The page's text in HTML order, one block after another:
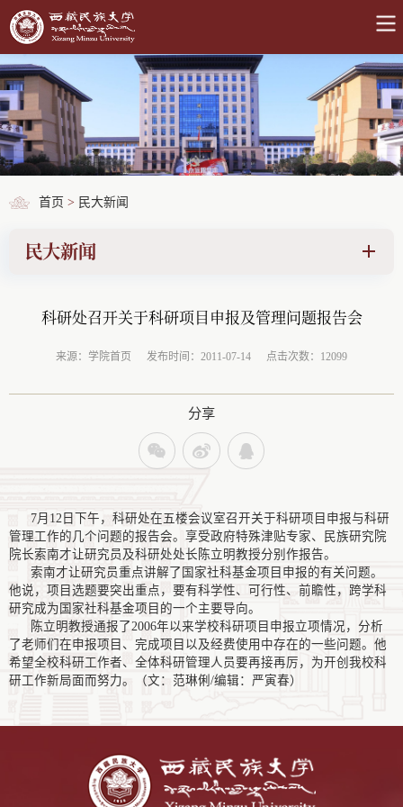
首页 > 民大新闻
民大新闻
科研处召开关于科研项目申报及管理问题报告会
来源：学院首页 发布时间：2011-07-14 点击次数：12099
分享
7月12日下午，科研处在五楼会议室召开关于科研项目申报与科研
管理工作的几个问题的报告会。享受政府特殊津贴专家、民族研究院
院长索南才让研究员及科研处处长陈立明教授分别作报告。
索南才让研究员重点讲解了国家社科基金项目申报的有关问题。
他说，项目选题要突出重点，要有科学性、可行性、前瞻性，跨学科
研究成为国家社科基金项目的一个主要导向。
陈立明教授通报了2006年以来学校科研项目申报立项情况，分析
了老师们在申报项目、完成项目以及经费使用中存在的一些问题。他
希望全校科研工作者、全体科研管理人员要再接再厉，为开创我校科
研工作新局面而努力。（文：范琳俐/编辑：严寅春）